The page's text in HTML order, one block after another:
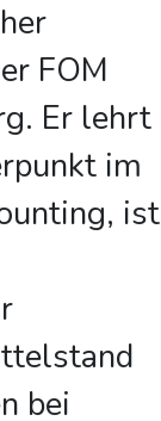
FOM
Er lehrt
im
ist
bei